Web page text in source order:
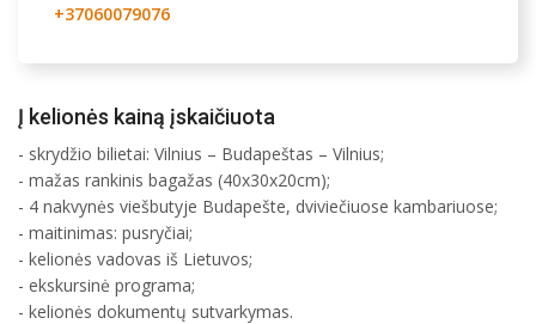
+37060079076
Į kelionės kainą įskaičiuota
- skrydžio bilietai: Vilnius – Budapeštas – Vilnius;
- mažas rankinis bagažas (40x30x20cm);
- 4 nakvynės viešbutyje Budapešte, dviviečiuose kambariuose;
- maitinimas: pusryčiai;
- kelionės vadovas iš Lietuvos;
- ekskursinė programa;
- kelionės dokumentų sutvarkymas.